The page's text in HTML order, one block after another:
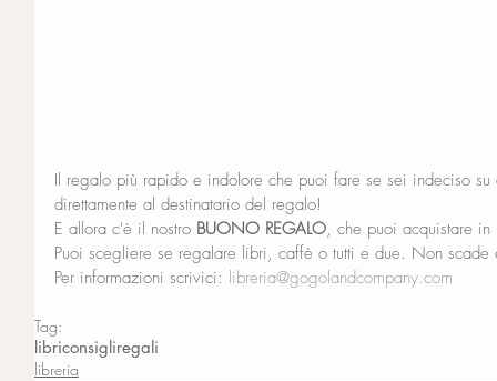
Il regalo più rapido e indolore che puoi fare se sei indeciso
direttamente al destinatario del regalo!
E allora c'è il nostro BUONO REGALO, che puoi acquistare
Puoi scegliere se regalare libri, caffè o tutti e due. Non
Per informazioni scrivici: libreria@gogolandcompany.com
Tag:
libriconsigliregali
libreria